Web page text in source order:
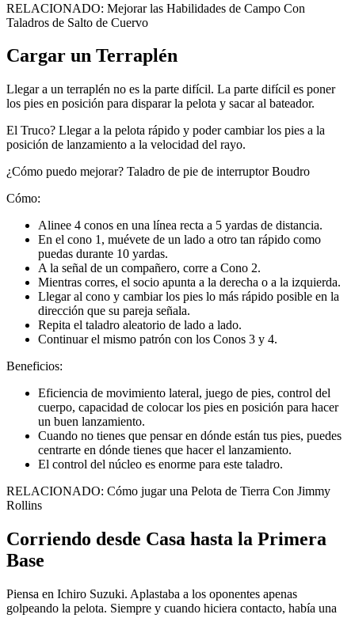
RELACIONADO: Mejorar las Habilidades de Campo Con
Taladros de Salto de Cuervo
Cargar un Terraplén
Llegar a un terraplén no es la parte difícil. La parte difícil es poner
los pies en posición para disparar la pelota y sacar al bateador.
El Truco? Llegar a la pelota rápido y poder cambiar los pies a la
posición de lanzamiento a la velocidad del rayo.
¿Cómo puedo mejorar? Taladro de pie de interruptor Boudro
Cómo:
Alinee 4 conos en una línea recta a 5 yardas de distancia.
En el cono 1, muévete de un lado a otro tan rápido como
puedas durante 10 yardas.
A la señal de un compañero, corre a Cono 2.
Mientras corres, el socio apunta a la derecha o a la izquierda.
Llegar al cono y cambiar los pies lo más rápido posible en la
dirección que su pareja señala.
Repita el taladro aleatorio de lado a lado.
Continuar el mismo patrón con los Conos 3 y 4.
Beneficios:
Eficiencia de movimiento lateral, juego de pies, control del
cuerpo, capacidad de colocar los pies en posición para hacer
un buen lanzamiento.
Cuando no tienes que pensar en dónde están tus pies, puedes
centrarte en dónde tienes que hacer el lanzamiento.
El control del núcleo es enorme para este taladro.
RELACIONADO: Cómo jugar una Pelota de Tierra Con Jimmy
Rollins
Corriendo desde Casa hasta la Primera
Base
Piensa en Ichiro Suzuki. Aplastaba a los oponentes apenas
golpeando la pelota. Siempre y cuando hiciera contacto, había una